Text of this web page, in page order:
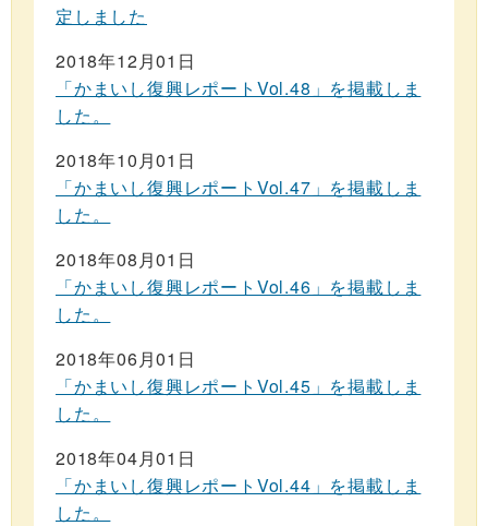
定しました
2018年12月01日
「かまいし復興レポートVol.48」を掲載しま
した。
2018年10月01日
「かまいし復興レポートVol.47」を掲載しま
した。
2018年08月01日
「かまいし復興レポートVol.46」を掲載しま
した。
2018年06月01日
「かまいし復興レポートVol.45」を掲載しま
した。
2018年04月01日
「かまいし復興レポートVol.44」を掲載しま
した。